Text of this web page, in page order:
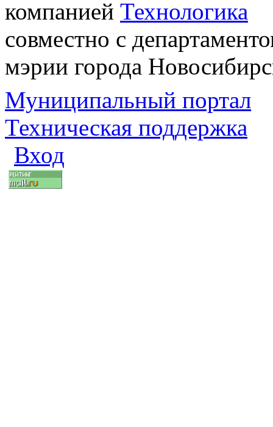
компанией Технологика
совместно с
мэрии города
Муниципальный портал
Техническая поддержка
Вход